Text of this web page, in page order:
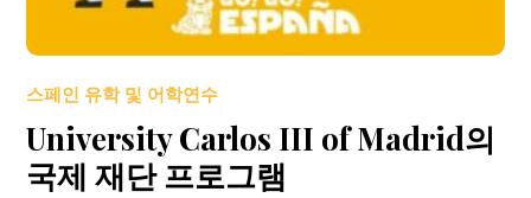
스페인 유학 및 어학연수
University Carlos III of Madrid의
국제 재단 프로그램